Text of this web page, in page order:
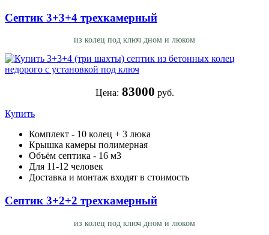
Септик 3+3+4 трехкамерный
из колец под ключ дном и люком
Цена: 83000 руб.
Купить
Комплект - 10 колец + 3 люка
Крышка камеры полимерная
Объём септика - 16 м3
Для 11-12 человек
Доставка и монтаж входят в стоимость
Септик 3+2+2 трехкамерный
из колец под ключ дном и люком